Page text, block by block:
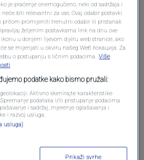
Oglas
je praćenje onemogućeno, neki od sadržaja i
biti relevantni za vas. Ovaj odabir postavki
pritom promijeniti trenutni odabir ili pristanak
željenim postavkama link na dnu ove
u donjem lijevom dijelu web stranice, ako
se mijenjati u okviru našeg Wеб локација. Za
o postupanju s ličnim podacima. Više
podatke kako bismo pružali:
Aktivno skenirajte karakteristike
podataka i/ili pristupanje podacima
i sadržaj, mjerenje oglašavanja i
i razvoj usluga.
usluga)
Prikaži svrhe